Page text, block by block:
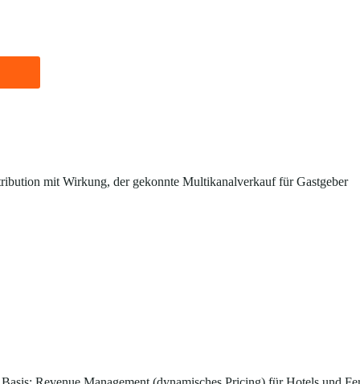
mit Wirkung, der gekonnte Multikanalverkauf für Gastgeber